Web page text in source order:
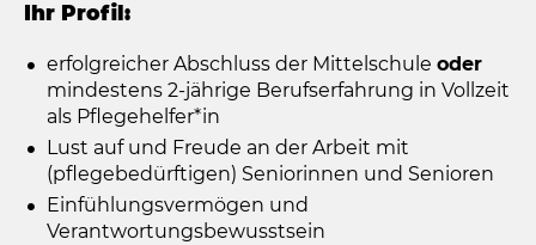
Ihr Profil:
erfolgreicher Abschluss der Mittelschuleoder
mindestens 2-jährige Berufserfahrung in Vollzeit
als Pflegehelfer*in
Lust auf und Freude an der Arbeit mit
(pflegebedürftigen) Seniorinnen und Senioren
Einfühlungsvermögen und
Verantwortungsbewusstsein